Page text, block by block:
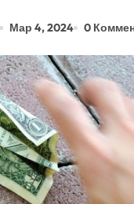
Мар 4, 2024 0